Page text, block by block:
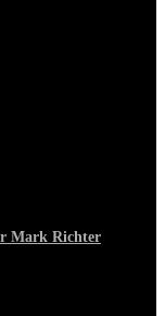
Mark Richter